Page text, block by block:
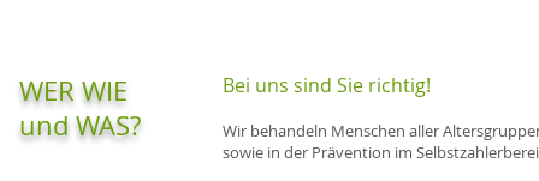
WER WIE
und WAS?
Bei uns sind Sie richtig!
Wir behandeln Menschen aller
sowie in der Prävention im